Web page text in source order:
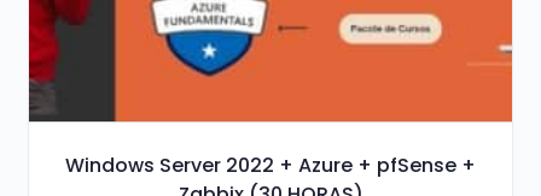
Windows Server 2022 + Azure + pfSense +